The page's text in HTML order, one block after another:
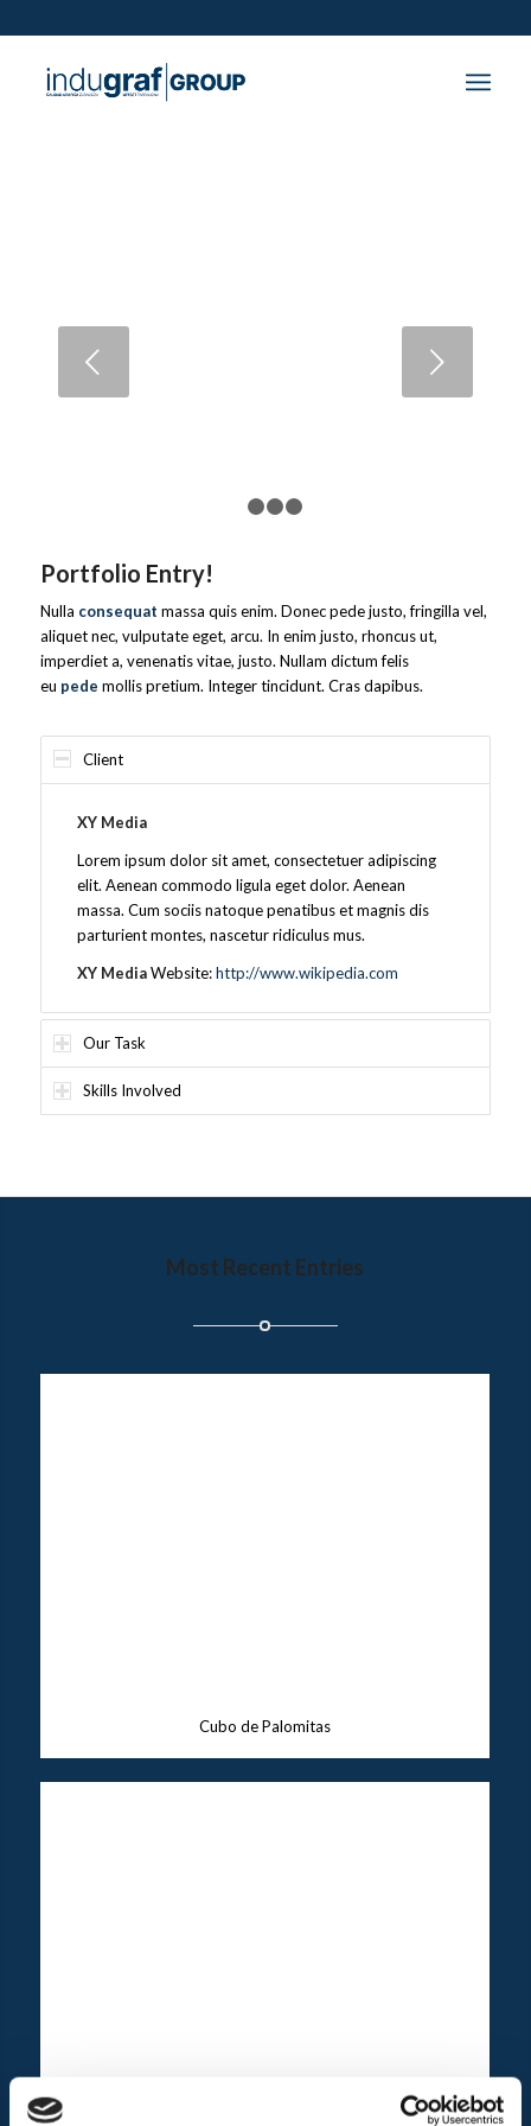
Portfolio Entry!
Nulla consequat massa quis enim. Donec pede justo, fringilla vel,
aliquet nec, vulputate eget, arcu. In enim justo, rhoncus ut,
imperdiet a, venenatis vitae, justo. Nullam dictum felis
eu pede mollis pretium. Integer tincidunt. Cras dapibus.
Client
XY Media
Lorem ipsum dolor sit amet, consectetuer adipiscing
elit. Aenean commodo ligula eget dolor. Aenean
massa. Cum sociis natoque penatibus et magnis dis
parturient montes, nascetur ridiculus mus.
XY MediaWebsite:http://www.wikipedia.com
Our Task
Skills Involved
Most Recent Entries
Cubo de Palomitas